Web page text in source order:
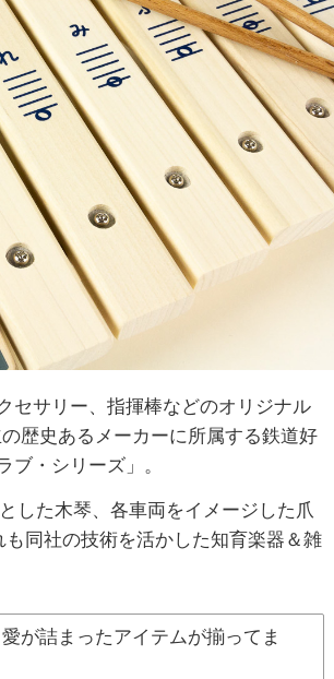
セサリー、指揮棒などのオリジナル
歴史あるメーカーに所属する鉄道好
・シリーズ」。
した木琴、各車両をイメージした爪
同社の技術を活かした知育楽器＆雑
が詰まったアイテムが揃ってま